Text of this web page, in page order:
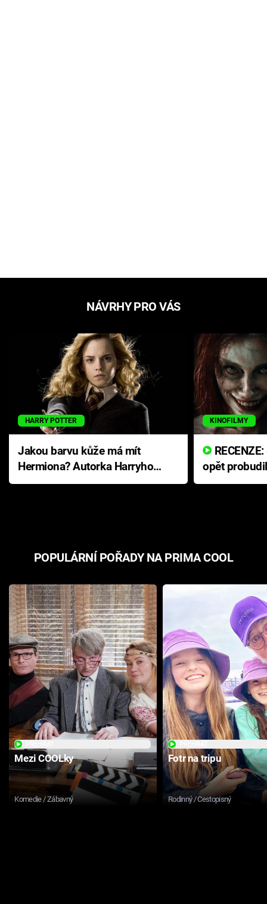
NÁVRHY PRO VÁS
HARRY POTTER
Jakou barvu kůže má mít
Hermiona? Autorka Harryho
Pottera přišla s ráznou
KINOFILMY
opět
přichází s
POPULÁRNÍ POŘADY NA PRIMA COOL
Mezi COOLky
Komedie / Zábavný
Fotr na tripu
Rodinný / Cestopisný